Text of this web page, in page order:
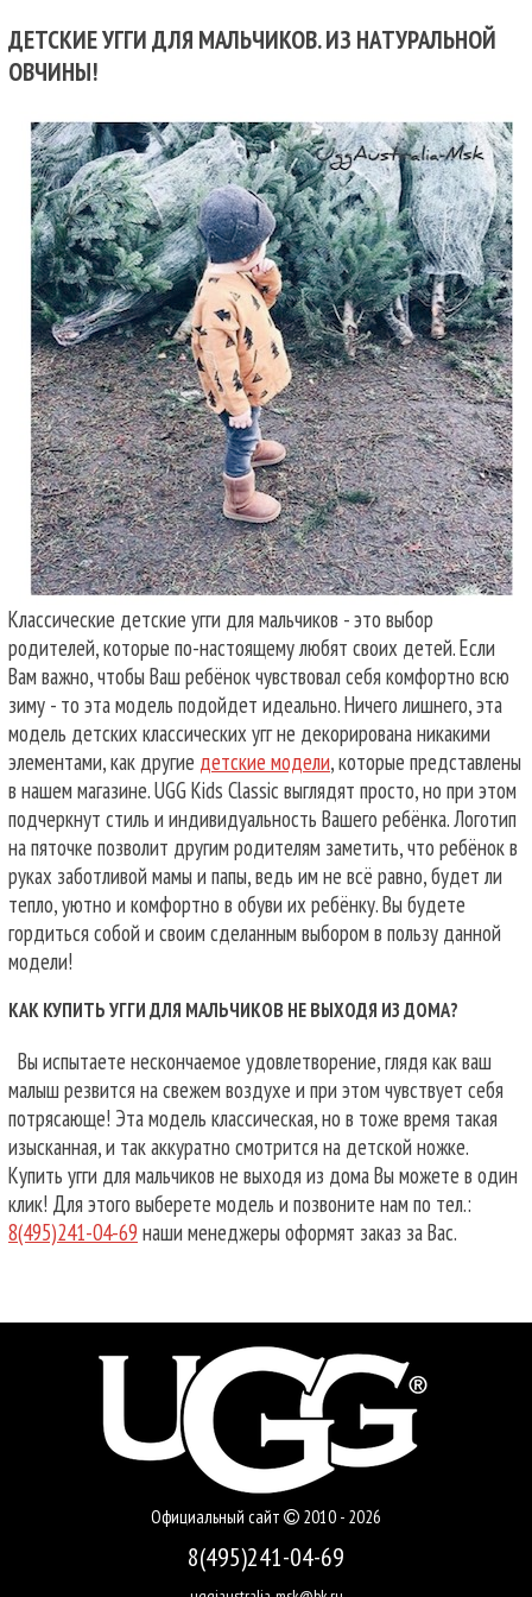
ДЕТСКИЕ УГГИ ДЛЯ МАЛЬЧИКОВ. ИЗ НАТУРАЛЬНОЙ
ОВЧИНЫ!
Классические детские угги для мальчиков - это выбор
родителей, которые по-настоящему любят своих детей. Если
Вам важно, чтобы Ваш ребёнок чувствовал себя комфортно всю
зиму - то эта модель подойдет идеально. Ничего лишнего, эта
модель детских классических угг не декорирована никакими
элементами, как другие детские модели, которые представлены
в нашем магазине. UGG Kids Classic выглядят просто, но при этом
подчеркнут стиль и индивидуальность Вашего ребёнка. Логотип
на пяточке позволит другим родителям заметить, что ребёнок в
руках заботливой мамы и папы, ведь им не всё равно, будет ли
тепло, уютно и комфортно в обуви их ребёнку. Вы будете
гордиться собой и своим сделанным выбором в пользу данной
модели!
КАК КУПИТЬ УГГИ ДЛЯ МАЛЬЧИКОВ НЕ ВЫХОДЯ ИЗ ДОМА?
Вы испытаете нескончаемое удовлетворение, глядя как ваш
малыш резвится на свежем воздухе и при этом чувствует себя
потрясающе! Эта модель классическая, но в тоже время такая
изысканная, и так аккуратно смотрится на детской ножке.
Купить угги для мальчиков не выходя из дома Вы можете в один
клик! Для этого выберете модель и позвоните нам по тел.:
8(495)241-04-69 наши менеджеры оформят заказ за Вас.
Официальный сайт 2010 - 2026
8(495)241-04-69